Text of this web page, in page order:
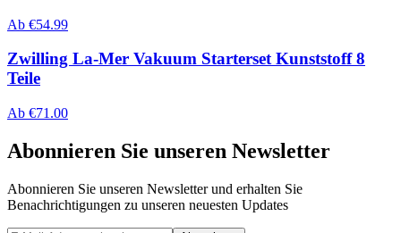
Ab €54.99
Zwilling La-Mer Vakuum Starterset Kunststoff 8
Teile
Ab €71.00
Abonnieren Sie unseren Newsletter
Abonnieren Sie unseren Newsletter und erhalten Sie
Benachrichtigungen zu unseren neuesten Updates